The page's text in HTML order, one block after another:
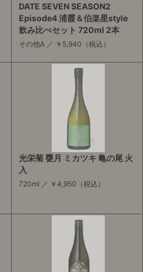
DATE SEVEN SEASON2
Episode4 浦霞＆伯楽星style
飲み比べセット 720ml 2本
その他A ／ ￥5,940 （税込）
光栄菊 甕月 ミカツキ 亀の尾 火
入
720ml ／ ￥4,950 （税込）